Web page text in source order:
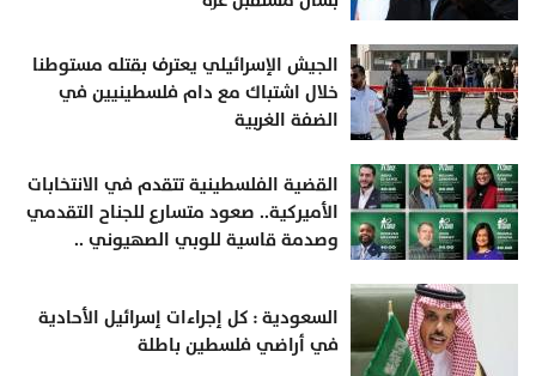
الجيش الإسرائيلي يعترف بقتله مستوطنا
خلال اشتباك مع دام فلسطينيين في
الضفة الغربية
القضية الفلسطينية تتقدم في الانتخابات
الأميركية.. صعود متسارع للجناح التقدمي
وصدمة قاسية للوبي الصهيوني ..
السعودية : كل إجراءات إسرائيل الأحادية
في أراضي فلسطين باطلة